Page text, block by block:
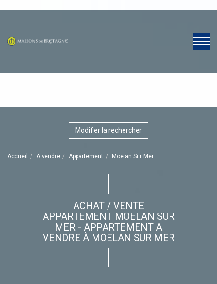
Modifier la rechercher
Accueil A vendre Appartement Moelan Sur Mer
ACHAT / VENTE
APPARTEMENT MOELAN SUR
MER - APPARTEMENT A
VENDRE À MOELAN SUR MER